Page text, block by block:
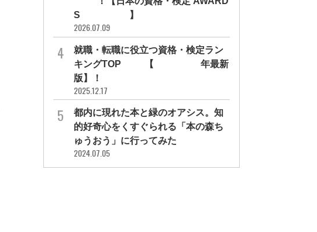
S 2026】
2026.07.09
就職・転職に役立つ資格・検定ラン
キングTOP30【2026年最新
版】！
2025.12.17
都内に現れた本と緑のオアシス。知
的好奇心をくすぐられる「本の森ち
ゅうおう」に行ってみた
2024.07.05